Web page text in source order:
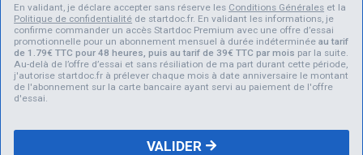
En validant, je déclare accepter sans réserve les Conditions Générales et la
Politique de confidentialité de startdoc.fr. En validant les informations, je
confirme commander un accès Startdoc Premium avec une offre d’essai
promotionnelle pour un abonnement mensuel à durée indéterminéeau tarif
de 1.79€ TTC pour 48 heures, puis au tarif de 39€ TTC par mois par la suite.
Au-delà de l’offre d’essai et sans résiliation de ma part durant cette période,
j'autorise startdoc.fr à prélever chaque mois à date anniversaire le montant
de l'abonnement sur la carte bancaire ayant servi au paiement de l'offre
d'essai.
VALIDER